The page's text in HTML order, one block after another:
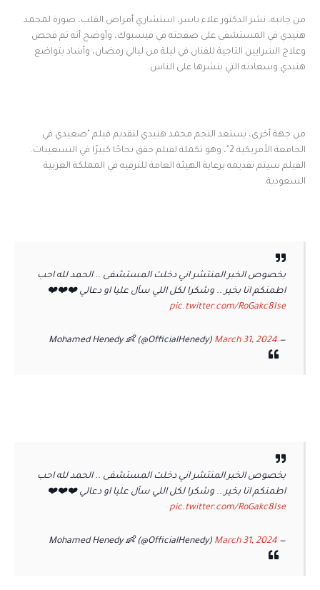
من جانبه، نشر الدكتور علاء ياسر، استشاري أمراض القلب، صورة لمحمد
هنيدي في المستشفى على صفحته في فيسبوك، وأوضح أنه تم فحص
وعلاج الشرايين التاجية للفنان في ليلة من ليالي رمضان، وأشاد بتواضع
هنيدي وسعادته التي ينشرها على الناس.
من جهة أخرى، يستعد النجم محمد هنيدي لتقديم فيلم "صعيدي في
الجامعة الأمريكية 2"، وهو تكملة لفيلم حقق نجاحًا كبيرًا في التسعينات.
الفيلم سيتم تقديمه برعاية الهيئة العامة للترفيه في المملكة العربية
السعودية.
بخصوص الخبر المنتشر اني دخلت المستشفى .. الحمد لله احب
اطمنكم انا بخير .. وشكرا لكل اللي سأل عليا او دعالي ❤️❤️❤️
pic.twitter.com/RoGakc8Ise
— Mohamed Henedy 👶 (@OfficialHenedy)
March 31, 2024
بخصوص الخبر المنتشر اني دخلت المستشفى .. الحمد لله احب
اطمنكم انا بخير .. وشكرا لكل اللي سأل عليا او دعالي ❤️❤️❤️
pic.twitter.com/RoGakc8Ise
— Mohamed Henedy 👶 (@OfficialHenedy)
March 31, 2024